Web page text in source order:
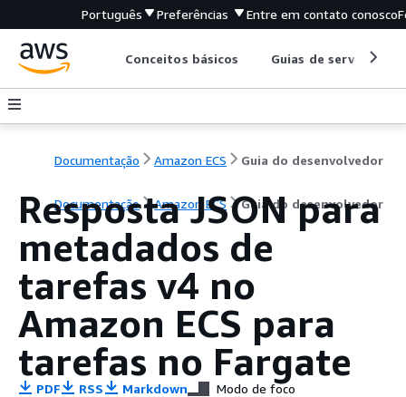
Português Preferências Entre em contato conosco
Conceitos básicos Guias de serviço
Documentação Amazon ECS Guia do desenvolvedor
Documentação Amazon ECS Guia do desenvolvedor
Resposta JSON para
metadados de
tarefas v4 no
Amazon ECS para
tarefas no Fargate
PDF RSS Markdown Modo de foco